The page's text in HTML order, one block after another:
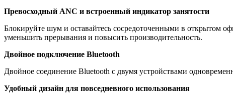
Превосходный ANC и встроенный индикатор занятости
Блокируйте шум и оставайтесь сосредоточенными в открытом
уменьшить прерывания и повысить производительность.
Двойное подключение Bluetooth
Двойное соединение Bluetooth с двумя устройствами
Удобный дизайн для повседневного использования